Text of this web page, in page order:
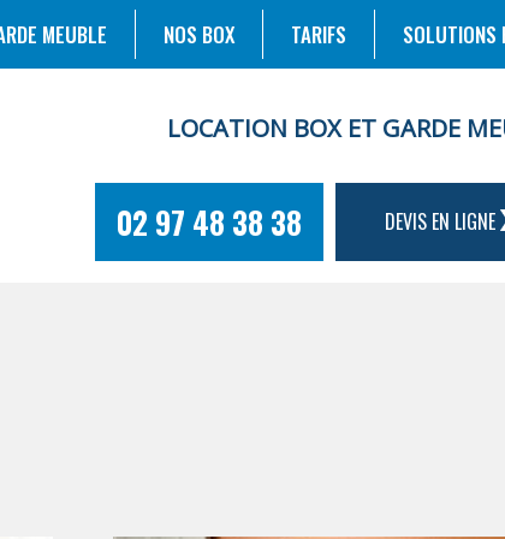
MEUBLE NOS BOX TARIFS SOLUTIONS
LOCATION BOX ET GARDE
02 97 48 38 38 DEVIS EN LIGNE